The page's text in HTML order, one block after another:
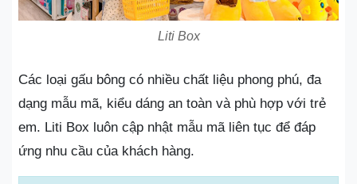
Liti Box
Các loại gấu bông có nhiều chất liệu phong phú, đa
dạng mẫu mã, kiểu dáng an toàn và phù hợp với trẻ
em. Liti Box luôn cập nhật mẫu mã liên tục để đáp
ứng nhu cầu của khách hàng.